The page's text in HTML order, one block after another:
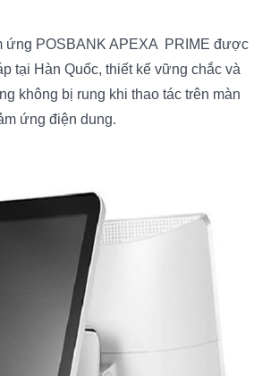
ứng POSBANK APEXA PRIME được
tại Hàn Quốc, thiết kế vững chắc và
không bị rung khi thao tác trên màn
ứng điện dung.